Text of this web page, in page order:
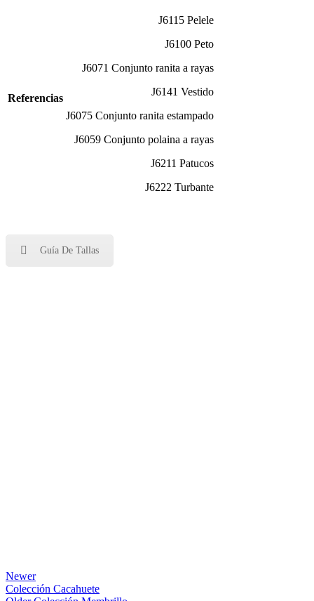
Referencias
J6115 Pelele
J6100 Peto
J6071 Conjunto ranita a rayas
J6141 Vestido
J6075 Conjunto ranita estampado
J6059 Conjunto polaina a rayas
J6211 Patucos
J6222 Turbante
Guía De Tallas
Newer
Colección Cacahuete